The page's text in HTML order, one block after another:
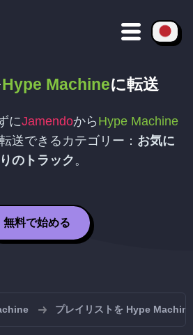
Hype Machineに転送
にJamendoから Hype Machine
送できるカテゴリー： お気に
のトラック。
無料で始める
プレイリストを Hype